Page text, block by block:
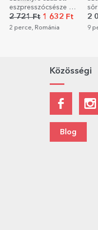
sör fotóval és
szöveggel – Szuper
apa
2 000 Ft
9 perce, Románia 17
Közösségi
Blog